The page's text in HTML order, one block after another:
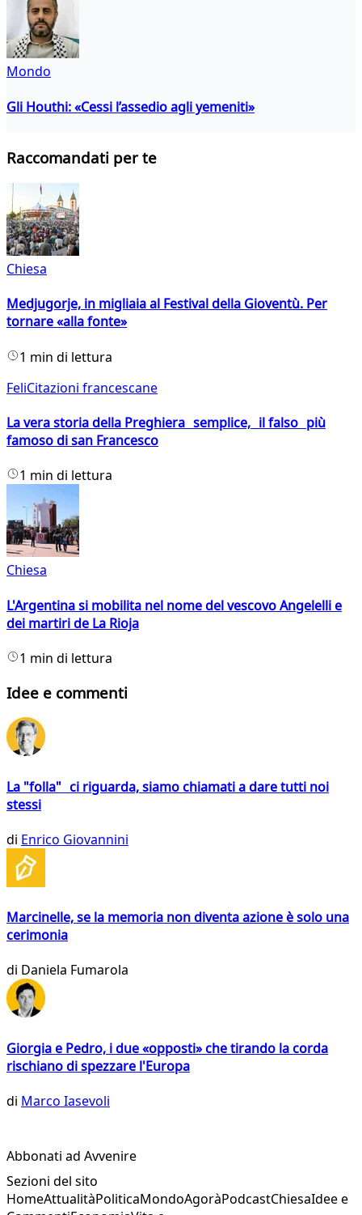
Mondo
Gli Houthi: «Cessi l’assedio agli yemeniti»
Raccomandati per te
Chiesa
Medjugorje, in migliaia al Festival della Gioventù. Per
tornare «alla fonte»
1 min di lettura
FeliCitazioni francescane
La vera storia della Preghiera semplice, il falso più
famoso di san Francesco
1 min di lettura
Chiesa
L'Argentina si mobilita nel nome del vescovo Angelelli e
dei martiri de La Rioja
1 min di lettura
Idee e commenti
La "folla" ci riguarda, siamo chiamati a dare tutti noi
stessi
di Enrico Giovannini
Marcinelle, se la memoria non diventa azione è solo una
cerimonia
di Daniela Fumarola
Giorgia e Pedro, i due «opposti» che tirando la corda
rischiano di spezzare l'Europa
di Marco Iasevoli
Abbonati ad Avvenire
Sezioni del sito
HomeAttualitàPoliticaMondoAgoràPodcastChiesaIdee e